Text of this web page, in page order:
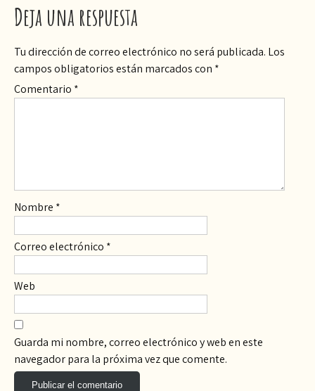
Deja una respuesta
Tu dirección de correo electrónico no será publicada. Los
campos obligatorios están marcados con *
Comentario *
Nombre *
Correo electrónico *
Web
Guarda mi nombre, correo electrónico y web en este
navegador para la próxima vez que comente.